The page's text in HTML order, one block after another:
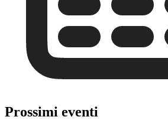
Prossimi eventi